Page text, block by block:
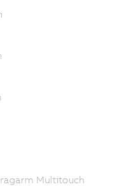
Multitouch